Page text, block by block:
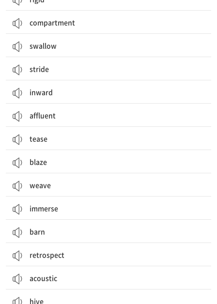
compartment
swallow
stride
inward
affluent
tease
blaze
weave
immerse
barn
retrospect
acoustic
hive